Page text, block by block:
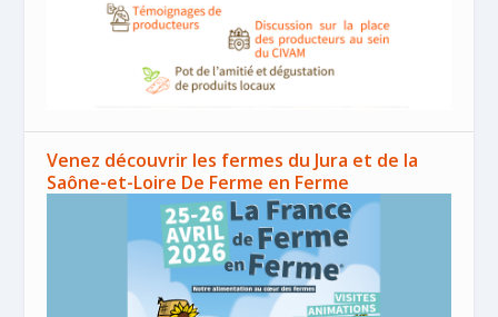
Venez découvrir les fermes du Jura et de la
Saône-et-Loire De Ferme en Ferme